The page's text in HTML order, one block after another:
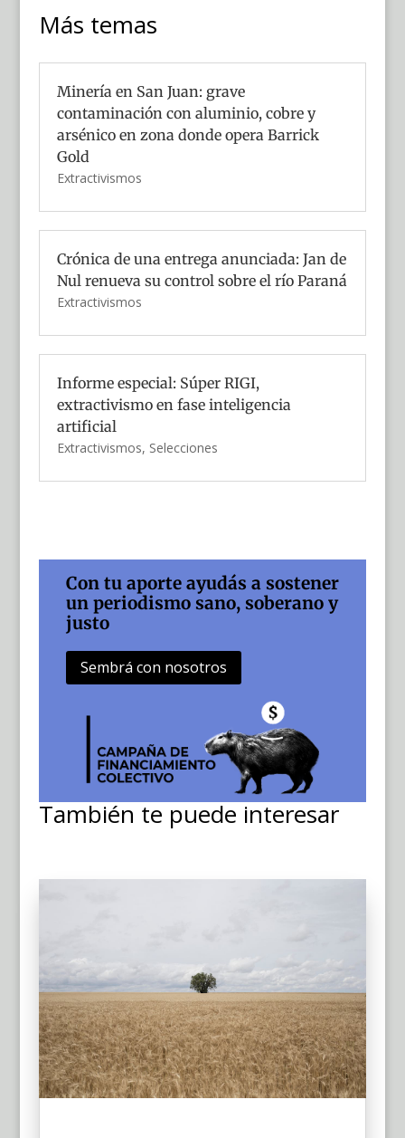
Más temas
Minería en San Juan: grave
contaminación con aluminio, cobre y
arsénico en zona donde opera Barrick
Gold
Extractivismos
Crónica de una entrega anunciada: Jan de
Nul renueva su control sobre el río Paraná
Extractivismos
Informe especial: Súper RIGI,
extractivismo en fase inteligencia
artificial
Extractivismos, Selecciones
Con tu aporte ayudás a sostener
un periodismo sano, soberano y
justo
Sembrá con nosotros
También te puede interesar